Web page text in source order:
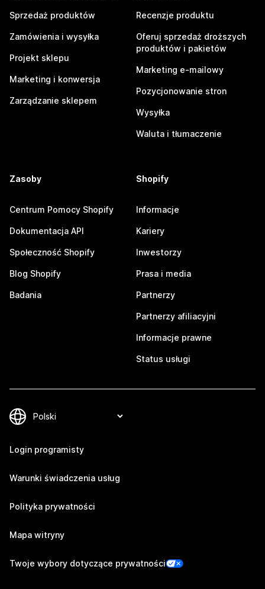
Sprzedaż produktów
Zamówienia i wysyłka
Projekt sklepu
Marketing i konwersja
Zarządzanie sklepem
Recenzje produktu
Oferuj sprzedaż droższych
produktów i pakietów
Marketing e-mailowy
Pozycjonowanie stron
Wysyłka
Waluta i tłumaczenie
Zasoby
Centrum Pomocy Shopify
Dokumentacja API
Społeczność Shopify
Blog Shopify
Badania
Shopify
Informacje
Kariery
Inwestorzy
Prasa i media
Partnerzy
Partnerzy afiliacyjni
Informacje prawne
Status usługi
Login programisty
Warunki świadczenia usług
Polityka prywatności
Mapa witryny
Twoje wybory dotyczące prywatności